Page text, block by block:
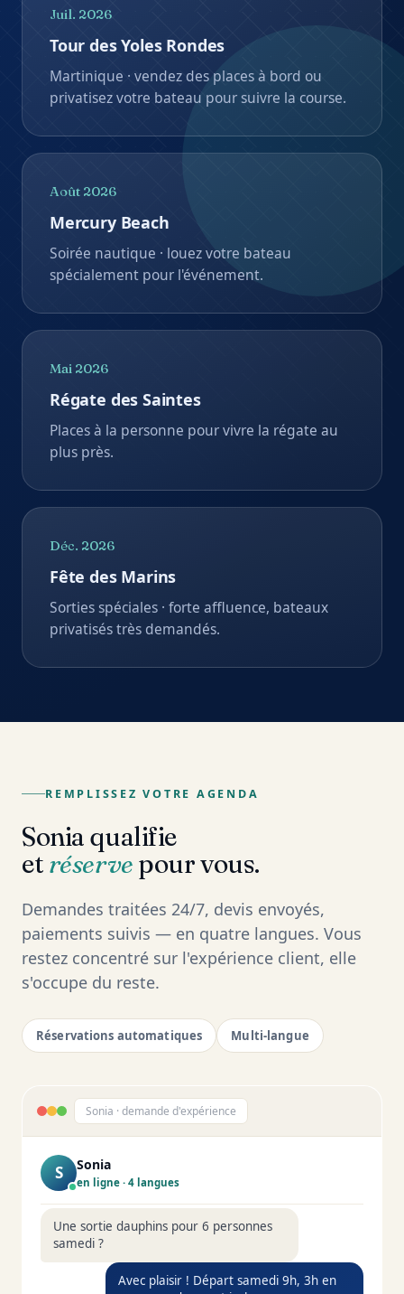
spécialement pour l'événement.
plus près.
privatisés très demandés.
REMPLISSEZ VOTRE AGENDA
Sonia qualifie
réservepour vous.
Demandes traitées 24/7, devis envoyés,
s'occupe du reste.
Sonia · demande d'expérience
S Sonia
en ligne · 4 langues
Une sortie dauphins pour 6 personnes
samedi ?
Avec plaisir ! Départ samedi 9h, 3h en
mer, encadrement inclus.
Dauphins · 6 pers
540 €